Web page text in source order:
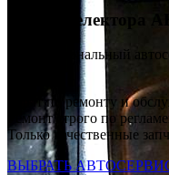
Замена селектора
Профессиональный
Опыт по ремонту и
Ремонт строго по
Только качественные
ВЫБРАТЬ